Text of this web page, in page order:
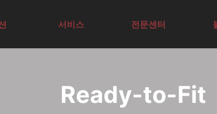
업무 자동화
서비스 전문센터
SVC
표준형교육
니스센터
AX/DX기술
Ready-to-Fit